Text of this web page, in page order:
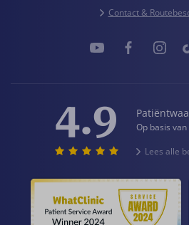
Contact &
4.9
Op basis
Lees alle